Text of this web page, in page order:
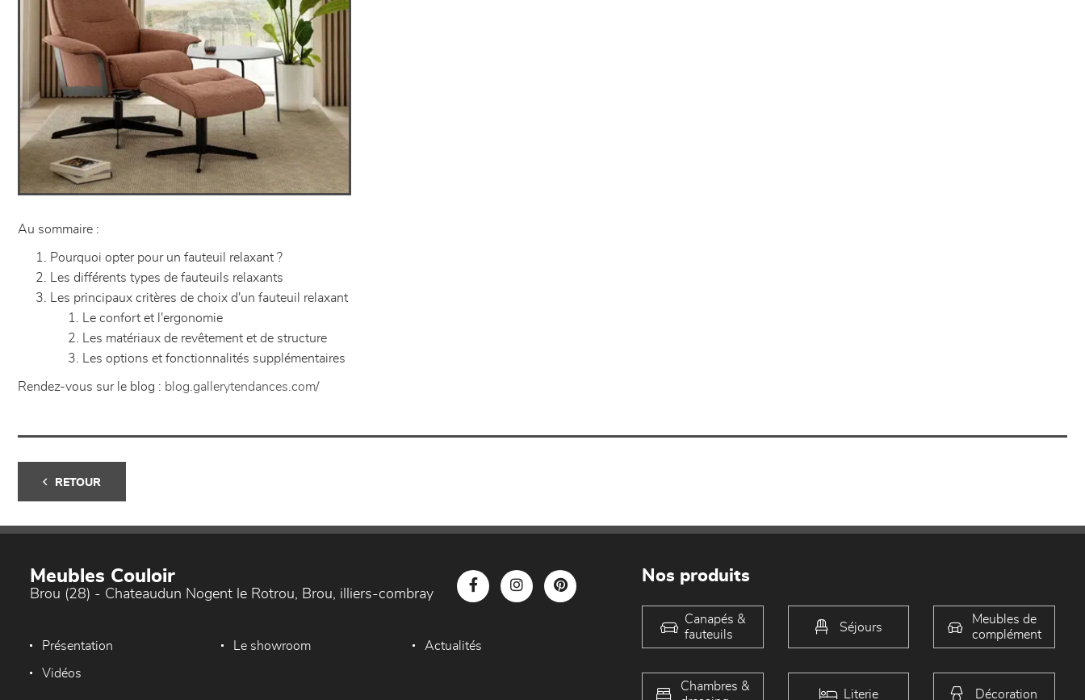
Au sommaire :
Pourquoi opter pour un fauteuil relaxant ?
Les différents types de fauteuils relaxants
Les principaux critères de choix d'un fauteuil relaxant
Le confort et l'ergonomie
Les matériaux de revêtement et de structure
Les options et fonctionnalités supplémentaires
Rendez-vous sur le blog : blog.gallerytendances.com/
RETOUR
Meubles Couloir
Brou (28) - Chateaudun Nogent le Rotrou, Brou, illiers-combray
Présentation Le showroom Actualités
Vidéos
Nos produits
Canapés &
fauteuils
Séjours
Meubles de
complément
Chambres &
Literie Décoration